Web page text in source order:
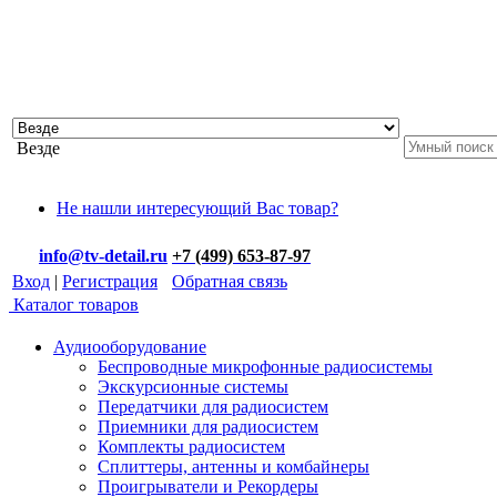
Везде
Не нашли интересующий Вас товар?
info@tv-detail.ru +7 (499) 653-87-97
Вход | Регистрация
Обратная связь
Каталог товаров
Аудиооборудование
Беспроводные микрофонные радиосистемы
Экскурсионные системы
Передатчики для радиосистем
Приемники для радиосистем
Комплекты радиосистем
Сплиттеры, антенны и комбайнеры
Проигрыватели и Рекордеры